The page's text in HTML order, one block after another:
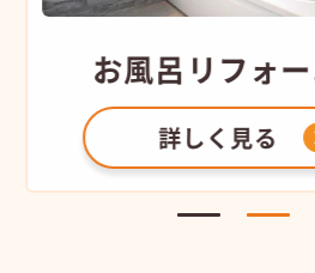
お風呂 リフォ
詳しく見る